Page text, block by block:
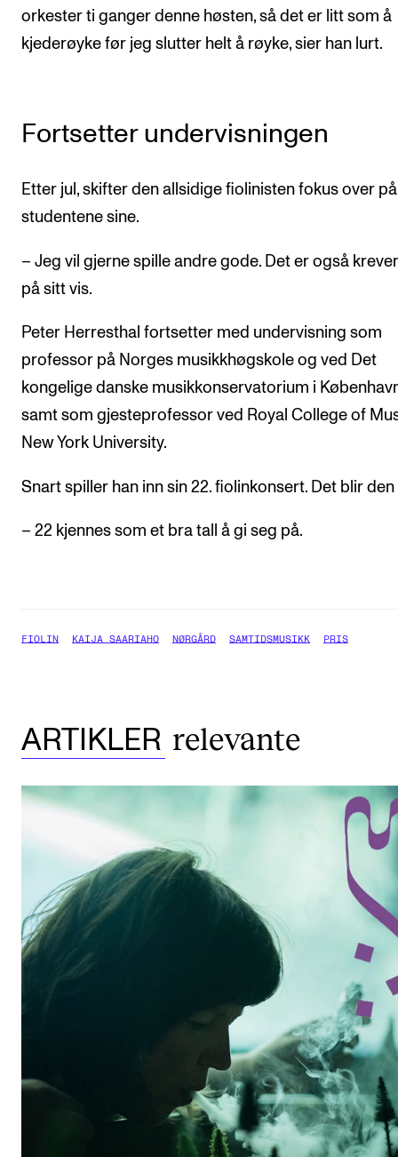
orkester ti ganger denne høsten, så det er litt som å
kjederøyke før jeg slutter helt å røyke, sier han lurt.
Fortsetter undervisningen
Etter jul, skifter den allsidige fiolinisten fokus over på
studentene sine.
– Jeg vil gjerne spille andre gode. Det er også
på sitt vis.
Peter Herresthal fortsetter med undervisning som
professor på Norges musikkhøgskole og ved Det
kongelige danske musikkonservatorium i
samt som gjesteprofessor ved Royal College of
New York University.
Snart spiller han inn sin 22. fiolinkonsert. Det blir den
– 22 kjennes som et bra tall å gi seg på.
FIOLIN KAIJA SAARIAHO NØRGÅRD SAMTIDSMUSIKK PRIS
ARTIKLER relevante